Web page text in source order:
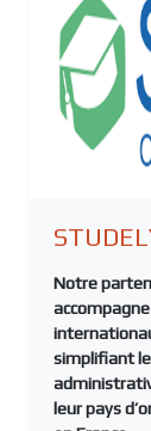
Notre
simplifiant
leur pays